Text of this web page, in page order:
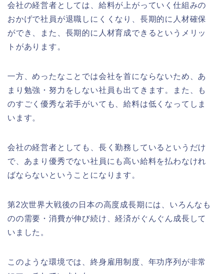
会社の経営者としては、給料が上がっていく仕組みの
おかげで社員が退職しにくくなり、長期的に人材確保
ができ、また、長期的に人材育成できるというメリッ
トがあります。
一方、めったなことでは会社を首にならないため、あ
まり勉強・努力をしない社員も出てきます。また、も
のすごく優秀な若手がいても、給料は低くなってしま
います。
会社の経営者としても、長く勤務しているというだけ
で、あまり優秀でない社員にも高い給料を払わなけれ
ばならないということになります。
第2次世界大戦後の日本の高度成長期には、いろんなも
のの需要・消費が伸び続け、経済がぐんぐん成長して
いました。
このような環境では、終身雇用制度、年功序列が非常